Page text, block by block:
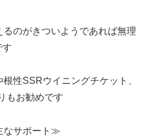
のがきついようであれば無理
す
性SSRウイニングチケット、
もお勧めです
なサポート≫